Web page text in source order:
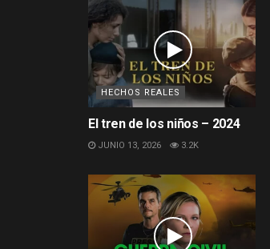
HECHOS REALES
El tren de los niños – 2024
JUNIO 13, 2026 3.2K